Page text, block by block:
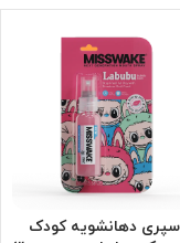
دهانشویه کودک